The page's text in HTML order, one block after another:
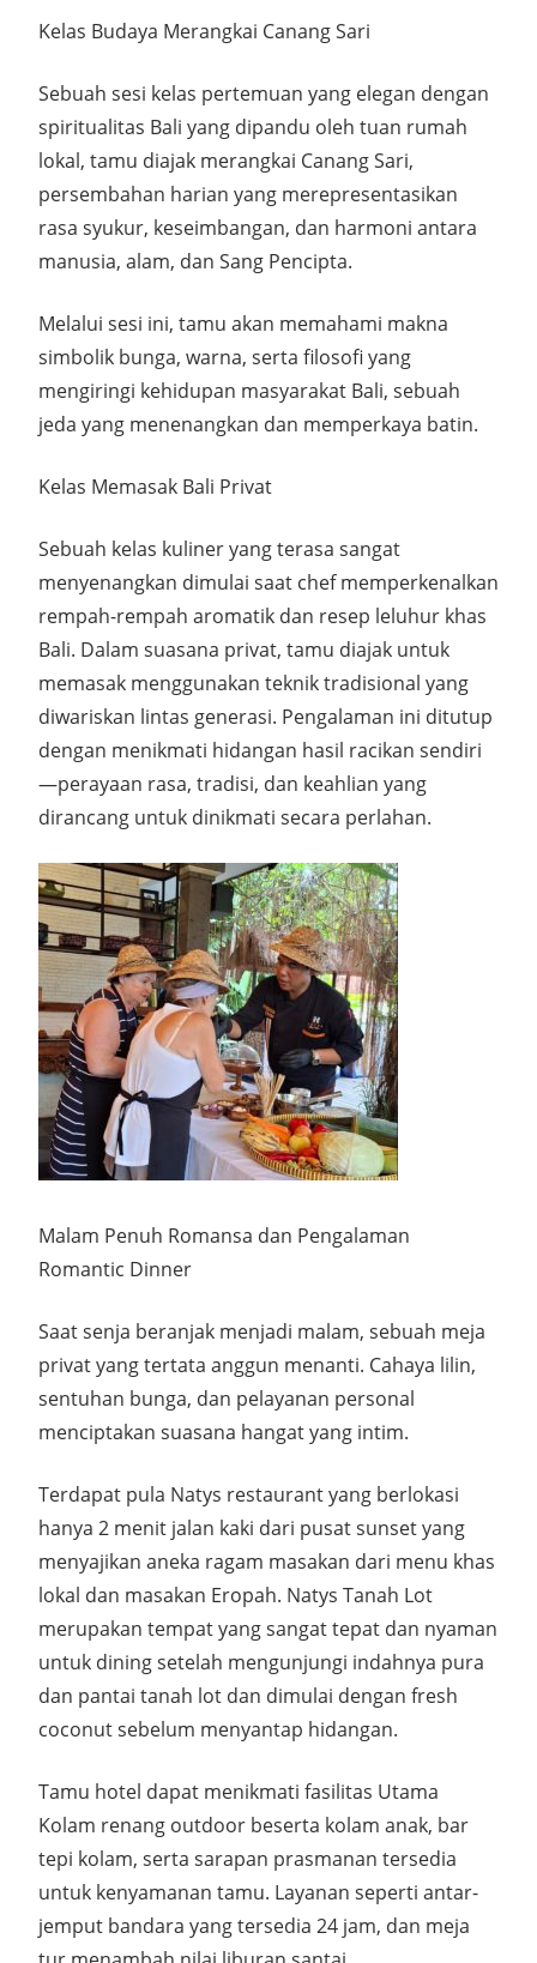
Kelas Budaya Merangkai Canang Sari
Sebuah sesi kelas pertemuan yang elegan dengan
spiritualitas Bali yang dipandu oleh tuan rumah
lokal, tamu diajak merangkai Canang Sari,
persembahan harian yang merepresentasikan
rasa syukur, keseimbangan, dan harmoni antara
manusia, alam, dan Sang Pencipta.
Melalui sesi ini, tamu akan memahami makna
simbolik bunga, warna, serta filosofi yang
mengiringi kehidupan masyarakat Bali, sebuah
jeda yang menenangkan dan memperkaya batin.
Kelas Memasak Bali Privat
Sebuah kelas kuliner yang terasa sangat
menyenangkan dimulai saat chef memperkenalkan
rempah-rempah aromatik dan resep leluhur khas
Bali. Dalam suasana privat, tamu diajak untuk
memasak menggunakan teknik tradisional yang
diwariskan lintas generasi. Pengalaman ini ditutup
dengan menikmati hidangan hasil racikan sendiri
—perayaan rasa, tradisi, dan keahlian yang
dirancang untuk dinikmati secara perlahan.
Malam Penuh Romansa dan Pengalaman
Romantic Dinner
Saat senja beranjak menjadi malam, sebuah meja
privat yang tertata anggun menanti. Cahaya lilin,
sentuhan bunga, dan pelayanan personal
menciptakan suasana hangat yang intim.
Terdapat pula Natys restaurant yang berlokasi
hanya 2 menit jalan kaki dari pusat sunset yang
menyajikan aneka ragam masakan dari menu khas
lokal dan masakan Eropah. Natys Tanah Lot
merupakan tempat yang sangat tepat dan nyaman
untuk dining setelah mengunjungi indahnya pura
dan pantai tanah lot dan dimulai dengan fresh
coconut sebelum menyantap hidangan.
Tamu hotel dapat menikmati fasilitas Utama
Kolam renang outdoor beserta kolam anak, bar
tepi kolam, serta sarapan prasmanan tersedia
untuk kenyamanan tamu. Layanan seperti antar-
jemput bandara yang tersedia 24 jam, dan meja